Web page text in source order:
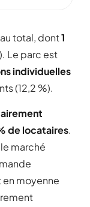
au total, dont1
Le parc est
individuelles
(12,2 %).
de locataires.
le marché
moyenne